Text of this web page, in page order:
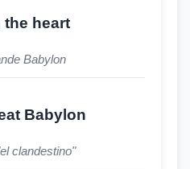
the heart
Babylon
Babylon
clandestino"